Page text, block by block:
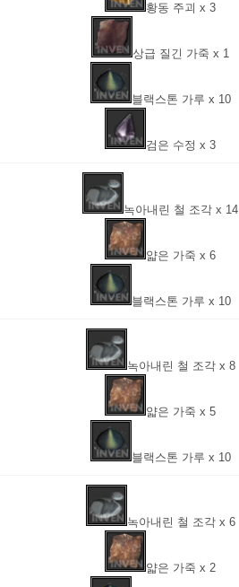
황동 주괴 x 3
상급 질긴 가죽 x 1
블랙스톤 가루 x 10
검은 수정 x 3
녹아내린 철 조각 x 14
얇은 가죽 x 6
블랙스톤 가루 x 10
녹아내린 철 조각 x 8
얇은 가죽 x 5
블랙스톤 가루 x 10
녹아내린 철 조각 x 6
얇은 가죽 x 2